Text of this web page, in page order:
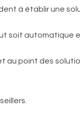
à établir une
soit automatique
au point des